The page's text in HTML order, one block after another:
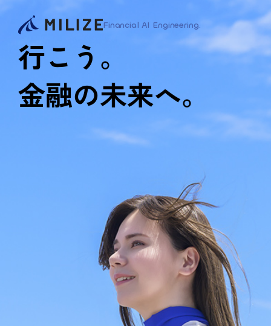
Financial AI Engineering.
行こう。
金融の未来へ。